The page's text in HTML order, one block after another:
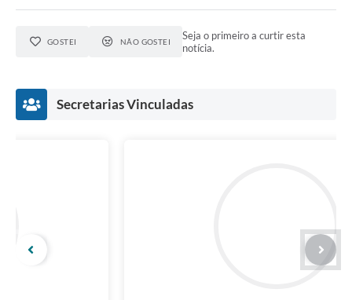
GOSTEI NÃO GOSTEI
Seja o primeiro a curtir esta
notícia.
Secretarias Vinculadas